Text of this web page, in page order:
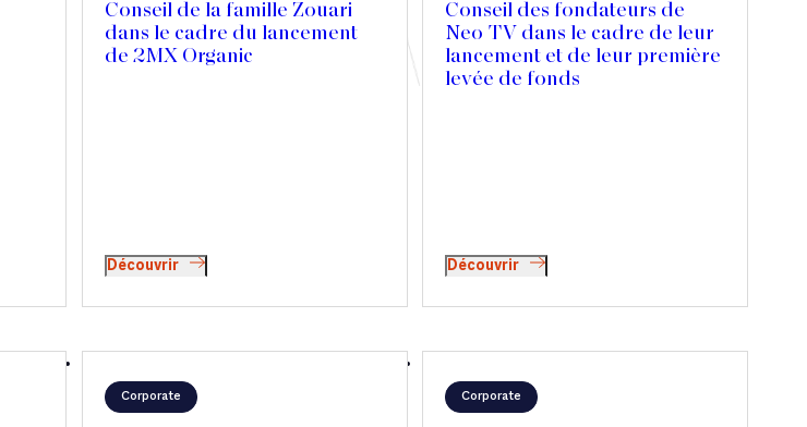
Conseil de la famille Zouari
dans le cadre du lancement
de 2MX Organic
Découvrir
Conseil des fondateurs de
Neo TV dans le cadre de leur
lancement et de leur première
levée de fonds
Découvrir
Corporate Corporate